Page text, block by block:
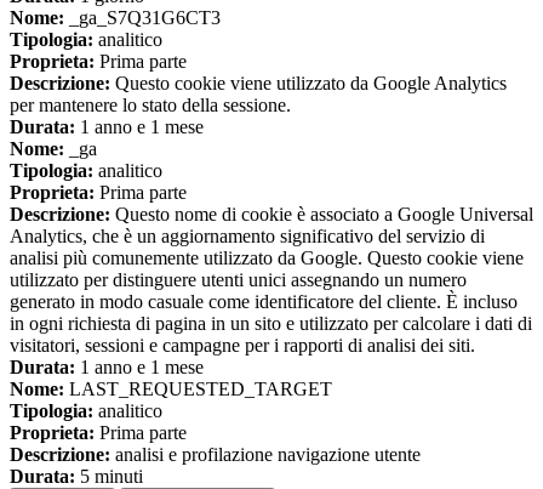
Nome: _ga_S7Q31G6CT3
Tipologia: analitico
Proprieta: Prima parte
Descrizione: Questo cookie viene utilizzato da Google Analytics
per mantenere lo stato della sessione.
Durata: 1 anno e 1 mese
Nome: _ga
Tipologia: analitico
Proprieta: Prima parte
Descrizione: Questo nome di cookie è associato a Google Universal
Analytics, che è un aggiornamento significativo del servizio di
analisi più comunemente utilizzato da Google. Questo cookie viene
utilizzato per distinguere utenti unici assegnando un numero
generato in modo casuale come identificatore del cliente. È incluso
in ogni richiesta di pagina in un sito e utilizzato per calcolare i dati di
visitatori, sessioni e campagne per i rapporti di analisi dei siti.
Durata: 1 anno e 1 mese
Nome: LAST_REQUESTED_TARGET
Tipologia: analitico
Proprieta: Prima parte
Descrizione: analisi e profilazione navigazione utente
Durata: 5 minuti